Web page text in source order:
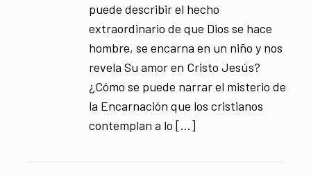
puede describir el hecho
extraordinario de que Dios se hace
hombre, se encarna en un niño y nos
revela Su amor en Cristo Jesús?
¿Cómo se puede narrar el misterio de
la Encarnación que los cristianos
contemplan a lo […]